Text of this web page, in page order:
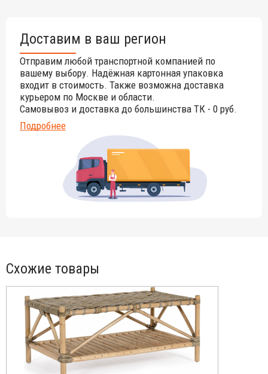
Доставим в ваш регион
Отправим любой транспортной компанией по
вашему выбору. Надёжная картонная упаковка
входит в стоимость. Также возможна доставка
курьером по Москве и области.
Самовывоз и доставка до большинства ТК - 0 руб.
Подробнее
Схожие товары